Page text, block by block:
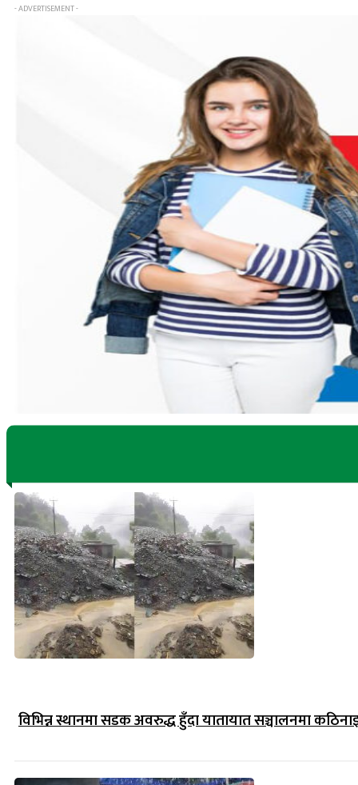
- ADVERTISEMENT -
विभिन्न स्थानमा सडक अवरुद्ध हुँदा यातायात सञ्चालनमा